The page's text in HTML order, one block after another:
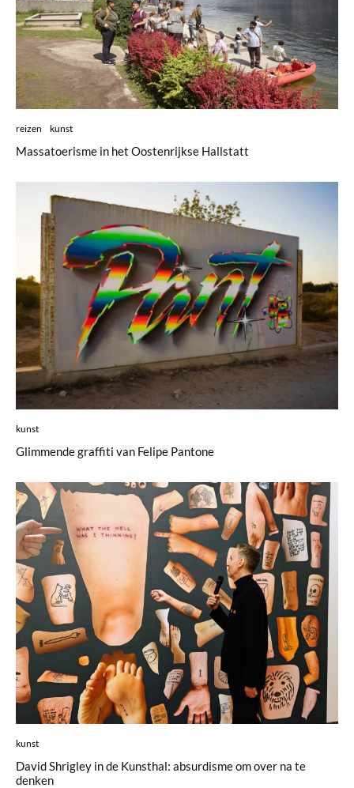
reizen kunst
Massatoerisme in het Oostenrijkse Hallstatt
kunst
Glimmende graffiti van Felipe Pantone
kunst
David Shrigley in de Kunsthal: absurdisme om over na te
denken